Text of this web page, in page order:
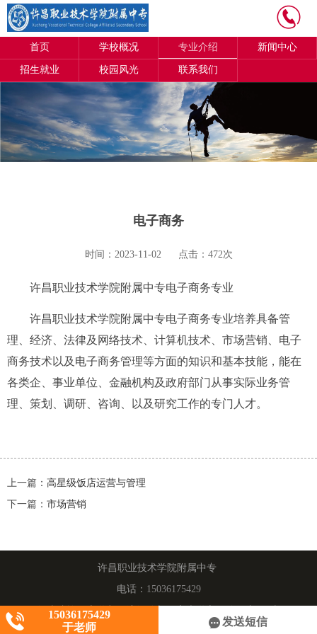
首页 学校概况 专业介绍 新闻中心
招生就业 校园风光 联系我们
电子商务
时间：2023-11-02 点击：472次
许昌职业技术学院附属中专电子商务专业
许昌职业技术学院附属中专电子商务专业培养具备管
理、经济、法律及网络技术、计算机技术、市场营销、电子
商务技术以及电子商务管理等方面的知识和基本技能，能在
各类企、事业单位、金融机构及政府部门从事实际业务管
理、策划、调研、咨询、以及研究工作的专门人才。
上一篇： 高星级饭店运营与管理
下一篇： 市场营销
许昌职业技术学院附属中专
电话： 15036175429
河南省许昌市魏都区滨河路与平安大道交叉路口东240米
15036175429
于老师
发送短信